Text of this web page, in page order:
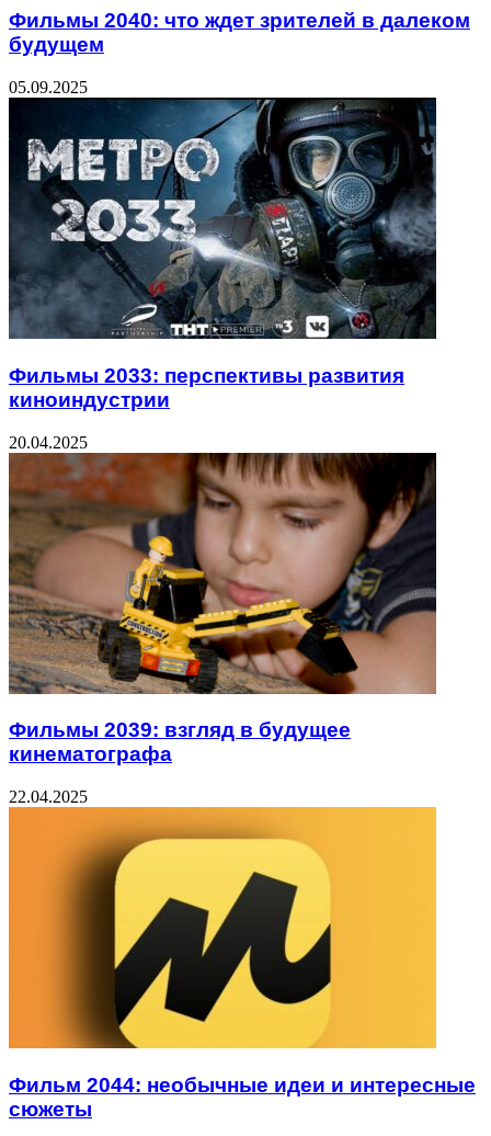
Фильмы 2040: что ждет зрителей в далеком
будущем
05.09.2025
Фильмы 2033: перспективы развития
киноиндустрии
20.04.2025
Фильмы 2039: взгляд в будущее
кинематографа
22.04.2025
Фильм 2044: необычные идеи и интересные
сюжеты